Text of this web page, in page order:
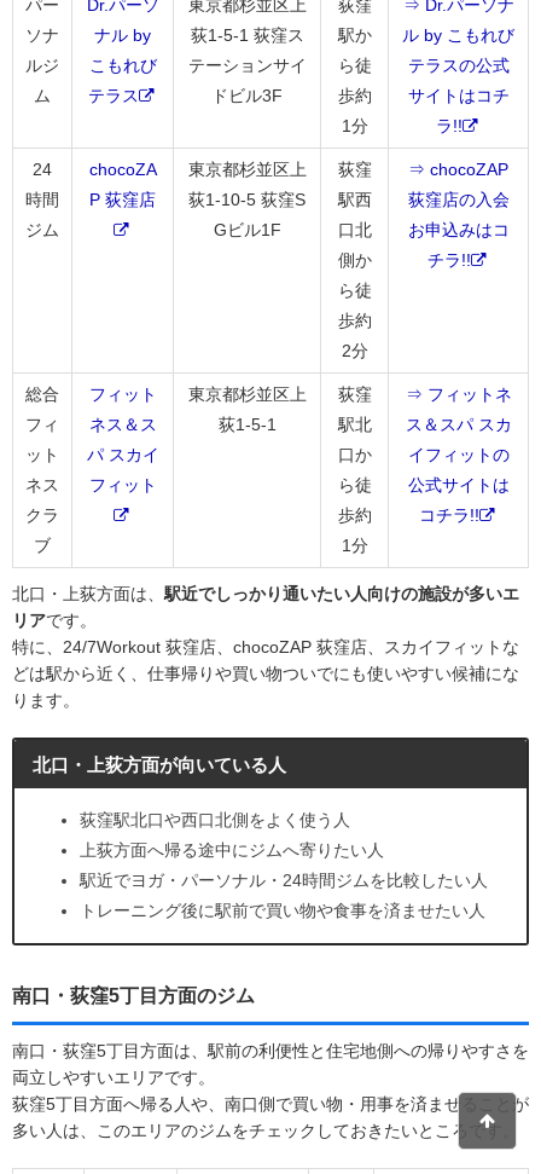
パー
ソナ
ルジ
ム
Dr.パーソ
ナル by
こもれび
テラス
東京都杉並区上
荻1-5-1 荻窪ス
テーションサイ
ドビル3F
荻窪
駅か
ら徒
歩約
1分
⇒ Dr.パーソナ
ル by こもれび
テラスの公式
サイトはコチ
ラ!!
24
時間
ジム
chocoZA
P 荻窪店
東京都杉並区上
荻1-10-5 荻窪S
Gビル1F
荻窪
駅西
口北
側か
ら徒
歩約
2分
⇒ chocoZAP
荻窪店の入会
お申込みはコ
チラ!!
総合
フィ
ット
ネス
クラ
ブ
フィット
ネス＆ス
パ スカイ
フィット
東京都杉並区上
荻1-5-1
荻窪
駅北
口か
ら徒
歩約
1分
⇒ フィットネ
ス＆スパ スカ
イフィットの
公式サイトは
コチラ!!
北口・上荻方面は、 駅近でしっかり通いたい人向けの施設が多いエ
リアです。
特に、24/7Workout 荻窪店、chocoZAP 荻窪店、スカイフィットな
どは駅から近く、仕事帰りや買い物ついでにも使いやすい候補にな
ります。
北口・上荻方面が向いている人
荻窪駅北口や西口北側をよく使う人
上荻方面へ帰る途中にジムへ寄りたい人
駅近でヨガ・パーソナル・24時間ジムを比較したい人
トレーニング後に駅前で買い物や食事を済ませたい人
南口・荻窪5丁目方面のジム
南口・荻窪5丁目方面は、駅前の利便性と住宅地側への帰りやすさを
両立しやすいエリアです。
荻窪5丁目方面へ帰る人や、南口側で買い物・用事を済ませることが
多い人は、このエリアのジムをチェックしておきたいところです。